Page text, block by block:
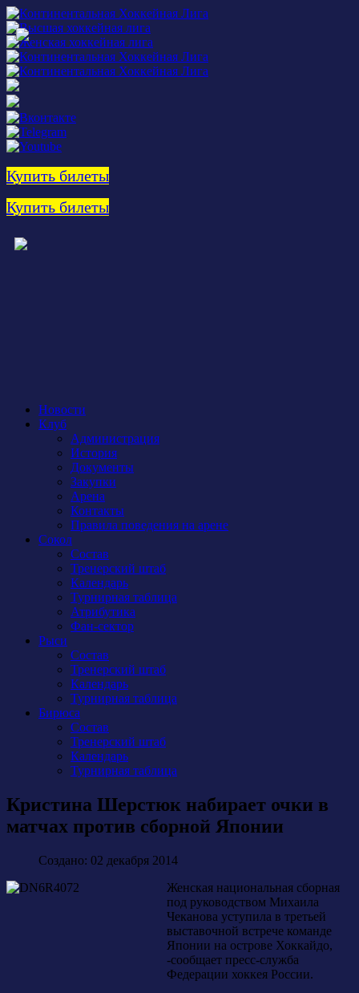
Купить билеты
Купить билеты
Новости
Клуб
Администрация
История
Документы
Закупки
Арена
Контакты
Правила поведения на арене
Сокол
Состав
Тренерский штаб
Календарь
Турнирная таблица
Атрибутика
Фан-сектор
Рыси
Состав
Тренерский штаб
Календарь
Турнирная таблица
Бирюса
Состав
Тренерский штаб
Календарь
Турнирная таблица
Кристина Шерстюк набирает очки в
матчах против сборной Японии
Создано: 02 декабря 2014
Женская национальная сборная
под руководством Михаила
Чеканова уступила в третьей
выставочной встрече команде
Японии на острове Хоккайдо,
-сообщает пресс-служба
Федерации хоккея России.